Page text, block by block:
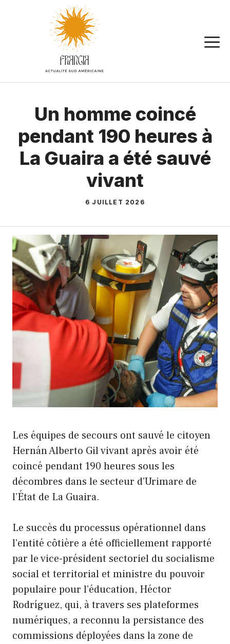
Un homme coincé
pendant 190 heures à
La Guaira a été sauvé
vivant
6 JUILLET 2026
Les équipes de secours ont sauvé le citoyen
Hernán Alberto Gil vivant après avoir été
coincé pendant 190 heures sous les
décombres dans le secteur d’Urimare de
l’État de La Guaira.
Le succès du processus opérationnel dans
l’entité côtière a été officiellement rapporté
par le vice-président sectoriel du socialisme
social et territorial et ministre du pouvoir
populaire pour l’éducation, Héctor
Rodríguez, qui, à travers ses plateformes
numériques, a reconnu la persistance des
commissions déployées dans la zone de